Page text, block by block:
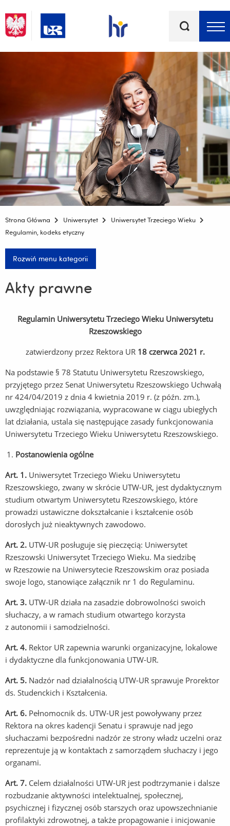
kluczowe
Strona Główna Uniwersytet
Uniwersytet Trzeciego Wieku
Regulamin, kodeks etyczny
Rozwiń menu kategorii
Akty prawne
Regulamin Uniwersytetu Trzeciego Wieku Uniwersytetu
Rzeszowskiego
zatwierdzony przez Rektora UR 18 czerwca 2021 r.
Na podstawie § 78 Statutu Uniwersytetu Rzeszowskiego,
przyjętego przez Senat Uniwersytetu Rzeszowskiego Uchwałą
nr 424/04/2019 z dnia 4 kwietnia 2019 r. (z późn. zm.),
uwzględniając rozwiązania, wypracowane w ciągu ubiegłych
lat działania, ustala się następujące zasady funkcjonowania
Uniwersytetu Trzeciego Wieku Uniwersytetu Rzeszowskiego.
Postanowienia ogólne
Art. 1. Uniwersytet Trzeciego Wieku Uniwersytetu
Rzeszowskiego, zwany w skrócie UTW-UR, jest dydaktycznym
studium otwartym Uniwersytetu Rzeszowskiego, które
prowadzi ustawiczne dokształcanie i kształcenie osób
dorosłych już nieaktywnych zawodowo.
Art. 2. UTW-UR posługuje się pieczęcią: Uniwersytet
Rzeszowski Uniwersytet Trzeciego Wieku. Ma siedzibę
w Rzeszowie na Uniwersytecie Rzeszowskim oraz posiada
swoje logo, stanowiące załącznik nr 1 do Regulaminu.
Art. 3. UTW-UR działa na zasadzie dobrowolności swoich
słuchaczy, a w ramach studium otwartego korzysta
z autonomii i samodzielności.
Art. 4. Rektor UR zapewnia warunki organizacyjne, lokalowe
i dydaktyczne dla funkcjonowania UTW-UR.
Art. 5. Nadzór nad działalnością UTW-UR sprawuje Prorektor
ds. Studenckich i Kształcenia.
Art. 6. Pełnomocnik ds. UTW-UR jest powoływany przez
Rektora na okres kadencji Senatu i sprawuje nad jego
słuchaczami bezpośredni nadzór ze strony władz uczelni oraz
reprezentuje ją w kontaktach z samorządem słuchaczy i jego
organami.
Art. 7. Celem działalności UTW-UR jest podtrzymanie i dalsze
rozbudzanie aktywności intelektualnej, społecznej,
psychicznej i fizycznej osób starszych oraz upowszechnianie
profilaktyki zdrowotnej, a także propagowanie i inicjowanie